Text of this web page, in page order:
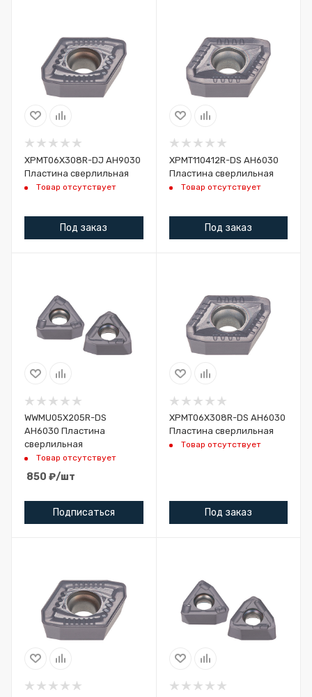
XPMT06X308R-DJ AH9030
Пластина сверлильная
Товар отсутствует
Под заказ
XPMT110412R-DS AH6030
Пластина сверлильная
Товар отсутствует
Под заказ
WWMU05X205R-DS
AH6030 Пластина
сверлильная
Товар отсутствует
850 ₽/шт
Подписаться
XPMT06X308R-DS AH6030
Пластина сверлильная
Товар отсутствует
Под заказ